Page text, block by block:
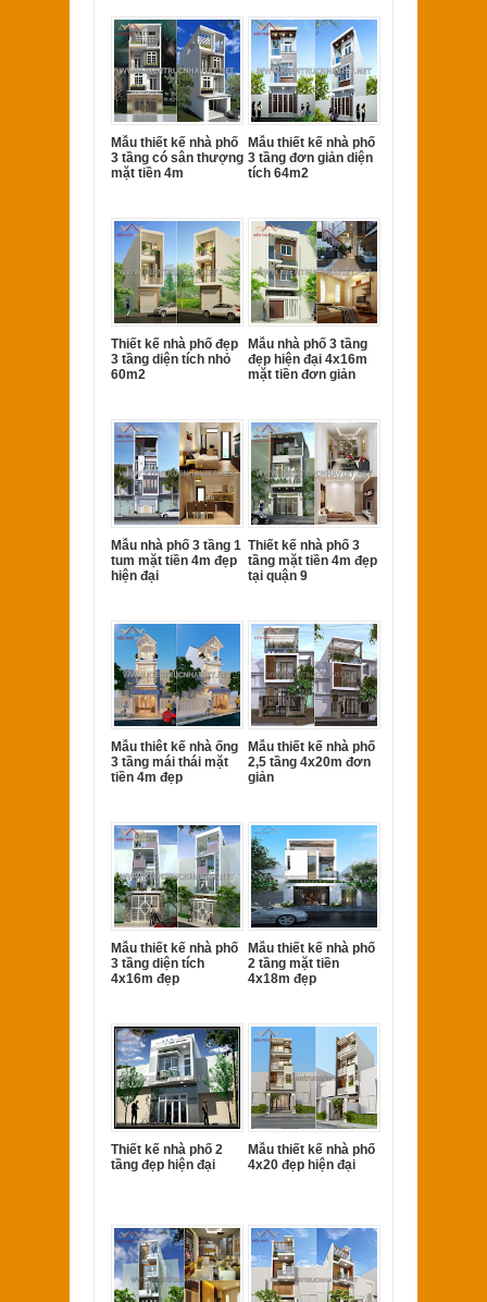
Mẫu thiết kế nhà phố
3 tầng có sân thượng
mặt tiền 4m
Mẫu thiết kế nhà phố
3 tầng đơn giản diện
tích 64m2
Thiết kế nhà phố đẹp
3 tầng diện tích nhỏ
60m2
Mẫu nhà phố 3 tầng
đẹp hiện đại 4x16m
mặt tiền đơn giản
Mẫu nhà phố 3 tầng 1
tum mặt tiền 4m đẹp
hiện đại
Thiết kế nhà phố 3
tầng mặt tiền 4m đẹp
tại quận 9
Mẫu thiêt kế nhà ống
3 tầng mái thái mặt
tiền 4m đẹp
Mẫu thiết kế nhà phố
2,5 tầng 4x20m đơn
giản
Mẫu thiết kế nhà phố
3 tầng diện tích
4x16m đẹp
Mẫu thiết kế nhà phố
2 tầng mặt tiền
4x18m đẹp
Thiết kế nhà phố 2
tầng đẹp hiện đại
Mẫu thiết kế nhà phố
4x20 đẹp hiện đại